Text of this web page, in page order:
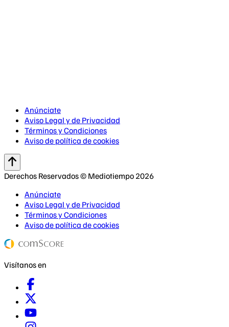
Anúnciate
Aviso Legal y de Privacidad
Términos y Condiciones
Aviso de política de cookies
Derechos Reservados © Mediotiempo 2026
Anúnciate
Aviso Legal y de Privacidad
Términos y Condiciones
Aviso de política de cookies
Visítanos en